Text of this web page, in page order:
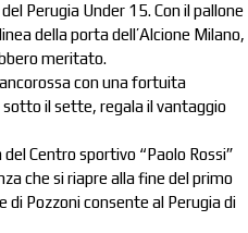
Perugia Under 15. Con il pallone
della porta dell’Alcione Milano,
meritato.
con una fortuita
sotto il sette, regala il vantaggio
Centro sportivo “Paolo Rossi”
che si riapre alla fine del primo
Pozzoni consente al Perugia di